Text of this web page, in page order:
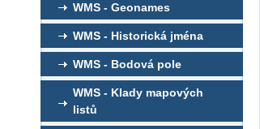
WMS - Geonames
WMS - Historická jména
WMS - Bodová pole
WMS - Klady mapových
listů